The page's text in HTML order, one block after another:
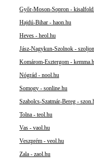
Győr-Moson-Sopron -
Hajdú-Bihar - haon.hu
Heves - heol.hu
Jász-Nagykun-Szolnok -
Komárom-Esztergom -
Nógrád - nool.hu
Somogy - sonline.hu
Szabolcs-Szatmár-Bereg -
Tolna - teol.hu
Vas - vaol.hu
Veszprém - veol.hu
Zala - zaol.hu